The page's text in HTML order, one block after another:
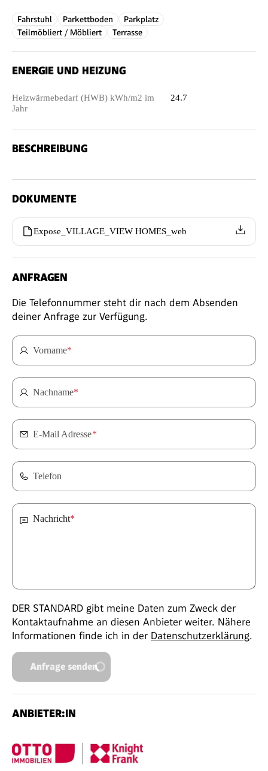
Fahrstuhl Parkettboden
Parkplatz
Teilmöbliert / Möbliert
Terrasse
ENERGIE UND HEIZUNG
Heizwärmebedarf (HWB) kWh/m2 im
Jahr
24.7
BESCHREIBUNG
DOKUMENTE
Expose_VILLAGE_VIEW HOMES_web
ANFRAGEN
Die Telefonnummer steht dir nach dem Absenden
deiner Anfrage zur Verfügung.
Vorname*
Nachname*
E-Mail Adresse*
Telefon
Nachricht*
DER STANDARD gibt meine Daten zum Zweck der
Kontaktaufnahme an diesen Anbieter weiter. Nähere
Informationen finde ich in der Datenschutzerklärung.
Anfrage senden
ANBIETER:IN